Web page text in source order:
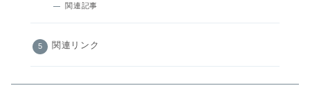
関連記事
関連リンク